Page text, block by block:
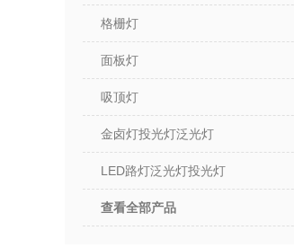
格栅灯
面板灯
吸顶灯
金卤灯投光灯泛光灯
LED路灯泛光灯投光灯
查看全部产品